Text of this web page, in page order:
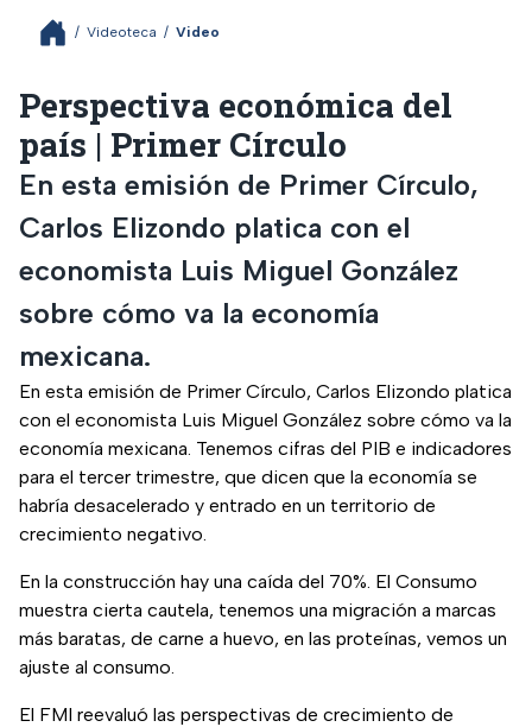
/ Videoteca / Video
Perspectiva económica del
país | Primer Círculo
En esta emisión de Primer Círculo,
Carlos Elizondo platica con el
economista Luis Miguel González
sobre cómo va la economía
mexicana.
En esta emisión de Primer Círculo, Carlos Elizondo platica
con el economista Luis Miguel González sobre cómo va la
economía mexicana. Tenemos cifras del PIB e indicadores
para el tercer trimestre, que dicen que la economía se
habría desacelerado y entrado en un territorio de
crecimiento negativo.
En la construcción hay una caída del 70%. El Consumo
muestra cierta cautela, tenemos una migración a marcas
más baratas, de carne a huevo, en las proteínas, vemos un
ajuste al consumo.
El FMI reevaluó las perspectivas de crecimiento de